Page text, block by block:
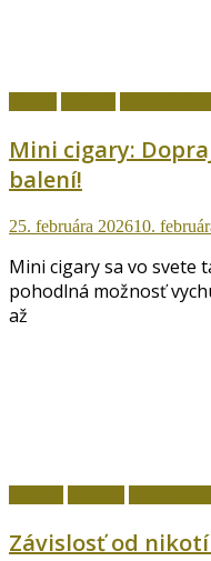
Mini cigary:
balení!
25. februára 202610.
Mini cigary sa vo svete
pohodlná možnosť
až
Závislosť od